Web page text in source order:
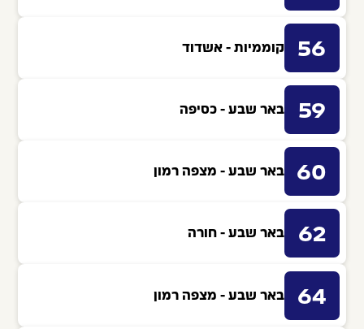
56 קוממיות - אשדוד
59 באר שבע - כסיפה
60 באר שבע - מצפה רמון
62 באר שבע - חורה
64 באר שבע - מצפה רמון